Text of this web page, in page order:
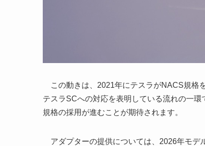
この動きは、2021年にテスラがNACS規格
テスラSCへの対応を表明している流れの一
規格の採用が進むことが期待されます。
アダプターの提供については、2026年モデ